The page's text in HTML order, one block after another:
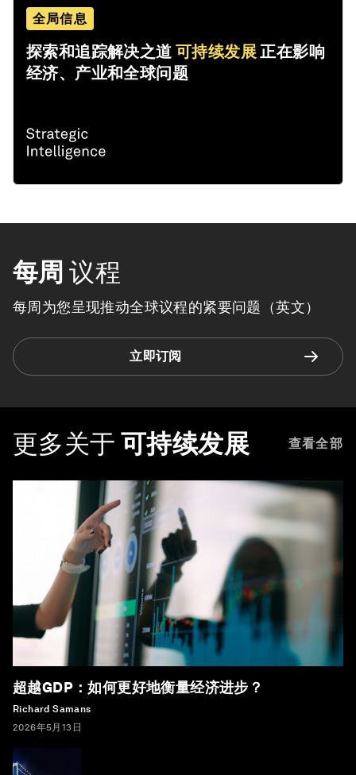
全局信息
探索和追踪解决之道可持续发展正在影响
经济、产业和全球问题
每周 议程
每周为您呈现推动全球议程的紧要问题（英文）
立即订阅
更多关于 可持续发展 查看全部
超越GDP：如何更好地衡量经济进步？
Richard Samans
2026年5月13日